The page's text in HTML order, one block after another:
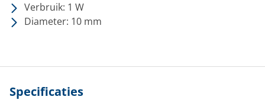
Verbruik: 1 W
Diameter: 10 mm
Specificaties